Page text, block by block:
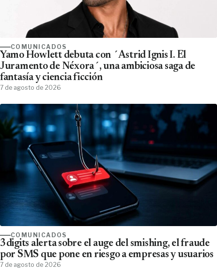
COMUNICADOS
Yamo Howlett debuta con ´Astrid Ignis I. El
Juramento de Néxora´, una ambiciosa saga de
fantasía y ciencia ficción
7 de agosto de 2026
COMUNICADOS
3digits alerta sobre el auge del smishing, el fraude
por SMS que pone en riesgo a empresas y usuarios
7 de agosto de 2026